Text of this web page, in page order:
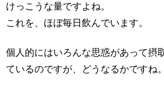
けっこうな量ですよね。
これを、ほぼ毎日飲んでいます。
個人的にはいろんな思惑があって摂
ているのですが、どうなるかですね。